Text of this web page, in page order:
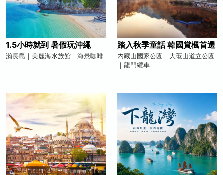
1.5小時就到 暑假玩沖繩
瀨長島｜美麗海水族館｜海景咖啡
踏入秋季童話 韓國賞楓首選
內藏山國家公園｜大芚山道立公園
｜龍門纜車